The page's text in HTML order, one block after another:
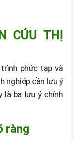
CỨU THỊ
phức tạp và
nghiệp cần lưu ý
ba lưu ý chính
ràng